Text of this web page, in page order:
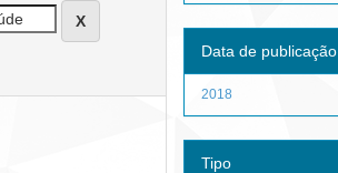
Data de publicação
2018
Tipo